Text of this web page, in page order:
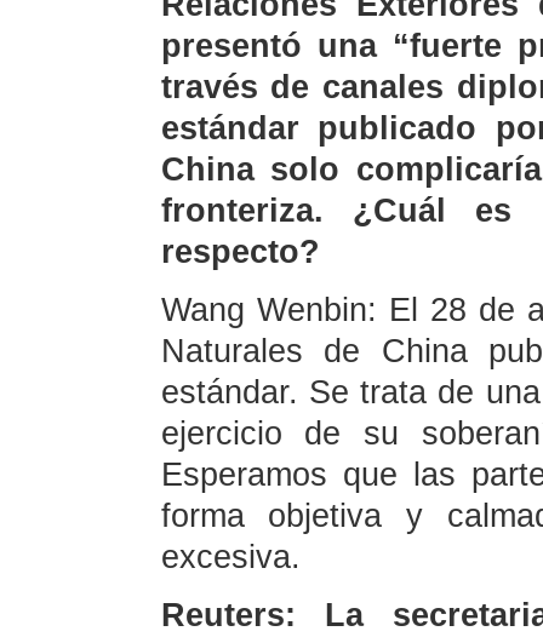
presentó una “fuerte
través de canales
estándar publicado
China solo
fronteriza. ¿Cuál
respecto?
Wang Wenbin: El 28 de
Naturales de China
estándar. Se trata de
ejercicio de su
Esperamos que las
forma objetiva y
excesiva.
Reuters: La